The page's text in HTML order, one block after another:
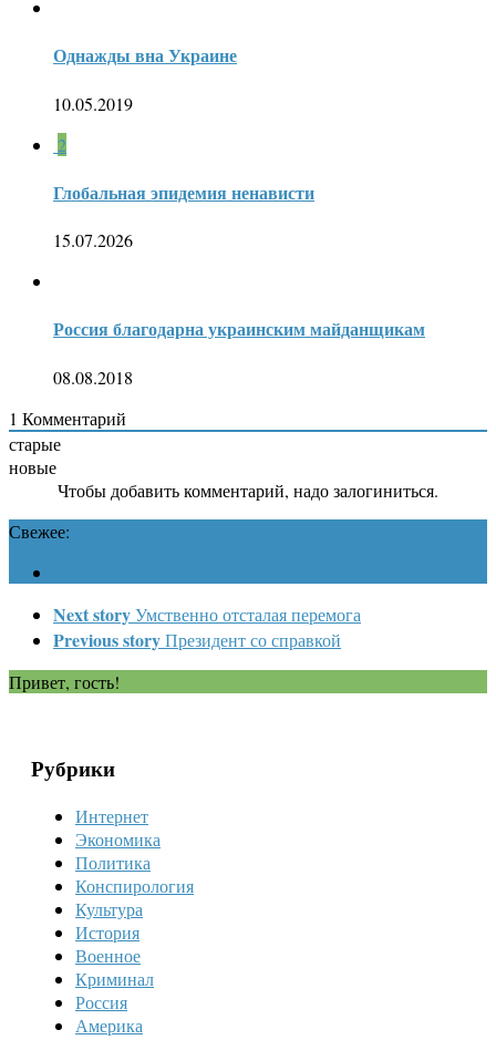
Однажды вна Украине
10.05.2019
2
Глобальная эпидемия ненависти
15.07.2026
Россия благодарна украинским майданщикам
08.08.2018
1 Комментарий
старые
новые
Чтобы добавить комментарий, надо залогиниться.
Свежее:
Next storyУмственно отсталая перемога
Previous storyПрезидент со справкой
Привет, гость!
Рубрики
Интернет
Экономика
Политика
Конспирология
Культура
История
Военное
Криминал
Россия
Америка